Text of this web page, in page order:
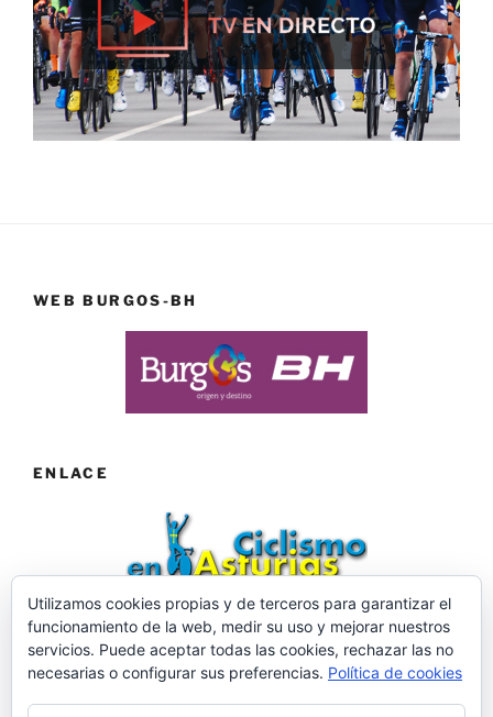
WEB BURGOS-BH
ENLACE
Web desarrollada por ©Roberto Menéndez Mateos
Utilizamos cookies propias y de terceros para garantizar el
funcionamiento de la web, medir su uso y mejorar nuestros
servicios. Puede aceptar todas las cookies, rechazar las no
necesarias o configurar sus preferencias. Política de cookies